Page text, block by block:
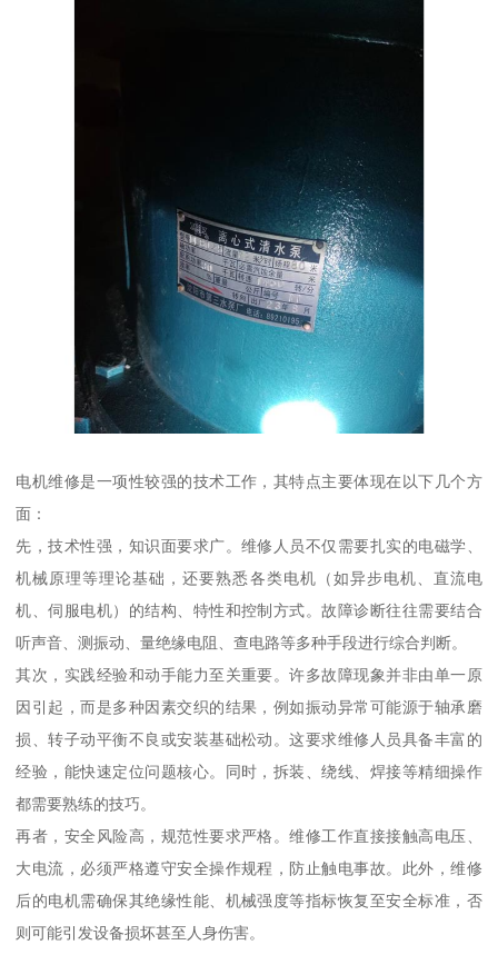
电机维修是一项性较强的技术工作，其特点主要体现在以下几个方
面：
先，技术性强，知识面要求广。维修人员不仅需要扎实的电磁学、
机械原理等理论基础，还要熟悉各类电机（如异步电机、直流电
机、伺服电机）的结构、特性和控制方式。故障诊断往往需要结合
听声音、测振动、量绝缘电阻、查电路等多种手段进行综合判断。
其次，实践经验和动手能力至关重要。许多故障现象并非由单一原
因引起，而是多种因素交织的结果，例如振动异常可能源于轴承磨
损、转子动平衡不良或安装基础松动。这要求维修人员具备丰富的
经验，能快速定位问题核心。同时，拆装、绕线、焊接等精细操作
都需要熟练的技巧。
再者，安全风险高，规范性要求严格。维修工作直接接触高电压、
大电流，必须严格遵守安全操作规程，防止触电事故。此外，维修
后的电机需确保其绝缘性能、机械强度等指标恢复至安全标准，否
则可能引发设备损坏甚至人身伤害。